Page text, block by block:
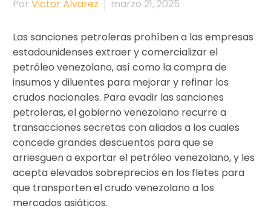
Por Victor Álvarez marzo 21, 2025
Las sanciones petroleras prohíben a las empresas
estadounidenses extraer y comercializar el
petróleo venezolano, así como la compra de
insumos y diluentes para mejorar y refinar los
crudos nacionales. Para evadir las sanciones
petroleras, el gobierno venezolano recurre a
transacciones secretas con aliados a los cuales
concede grandes descuentos para que se
arriesguen a exportar el petróleo venezolano, y les
acepta elevados sobreprecios en los fletes para
que transporten el crudo venezolano a los
mercados asiáticos.